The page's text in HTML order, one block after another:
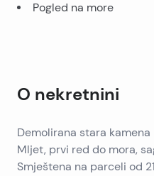
Pogled na more
O nekretnini
Demolirana stara
Mljet, prvi red do mora,
Smještena na parceli od